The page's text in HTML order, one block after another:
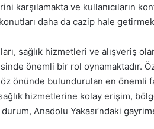
karşılamakta ve kullanıcıların
konutları daha da cazip hale
sağlık hizmetleri ve alışveriş
önemli bir rol oynamaktadır.
önünde bulundurulan en önemli
hizmetlerine kolay erişim,
Anadolu Yakası’ndaki